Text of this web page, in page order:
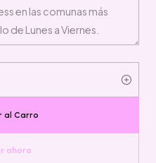
al Carro
ahora